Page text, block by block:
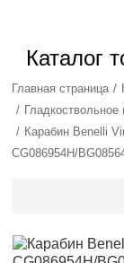
Каталог
Главная страница
Гладкоствольное
Карабин Benelli
CG086954H/